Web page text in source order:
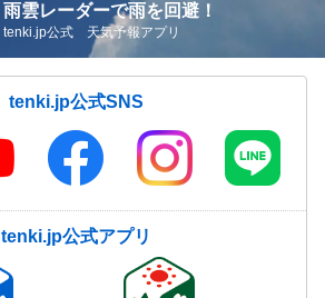
雨雲レーダーで雨を回避！
tenki.jp公式 天気予報アプリ
tenki.jp公式SNS
tenki.jp公式アプリ